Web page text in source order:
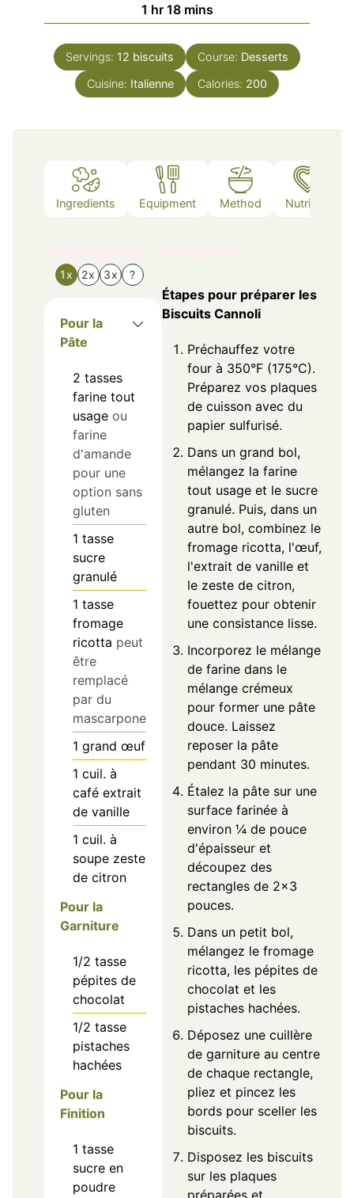
1 hour
hr 18minutes
mins
Servings: 12 biscuits Course: Desserts
Cuisine: Italienne Calories: 200
Ingredients Equipment Method Nutrition
1x 2x 3x ?
Pour la
Pâte
2 tasses
farine tout
usage ou
farine
d'amande
pour une
option sans
gluten
1 tasse
sucre
granulé
1 tasse
fromage
ricotta peut
être
remplacé
par du
mascarpone
1 grand œuf
1 cuil. à
café extrait
de vanille
1 cuil. à
soupe zeste
de citron
Pour la
Garniture
1/2 tasse
pépites de
chocolat
1/2 tasse
pistaches
hachées
Pour la
Finition
1 tasse
sucre en
poudre
Étapes pour préparer les
Biscuits Cannoli
Préchauffez votre
four à 350°F (175°C).
Préparez vos plaques
de cuisson avec du
papier sulfurisé.
Dans un grand bol,
mélangez la farine
tout usage et le sucre
granulé. Puis, dans un
autre bol, combinez le
fromage ricotta, l'œuf,
l'extrait de vanille et
le zeste de citron,
fouettez pour obtenir
une consistance lisse.
Incorporez le mélange
de farine dans le
mélange crémeux
pour former une pâte
douce. Laissez
reposer la pâte
pendant 30 minutes.
Étalez la pâte sur une
surface farinée à
environ ¼ de pouce
d'épaisseur et
découpez des
rectangles de 2x3
pouces.
Dans un petit bol,
mélangez le fromage
ricotta, les pépites de
chocolat et les
pistaches hachées.
Déposez une cuillère
de garniture au centre
de chaque rectangle,
pliez et pincez les
bords pour sceller les
biscuits.
Disposez les biscuits
sur les plaques